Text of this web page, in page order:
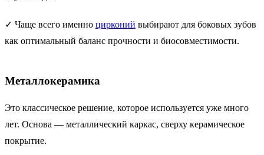
✓ Чаще всего именно цирконий выбирают для боковых зубов
как оптимальный баланс прочности и биосовместимости.
Металлокерамика
Это классическое решение, которое используется уже много
лет. Основа — металлический каркас, сверху керамическое
покрытие.